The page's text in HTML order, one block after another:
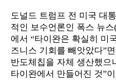
도널드 트럼프 전 미국 대
적인 보수언론인 폭스 뉴
에서 “타이완은 확실히 미
즈니스 기회를 빼앗았다”
반도체칩을 자체 생산했으
타이완에서 만들어진 것”